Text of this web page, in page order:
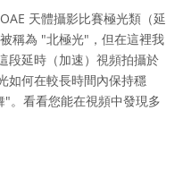
天體攝影比賽極光類（延
稱為 "北極光"，但在這裡我
段延時（加速）視頻拍攝於
如何在較長時間內保持穩
。看看您能在視頻中發現多
姓名標示 4.0 國際 (CC